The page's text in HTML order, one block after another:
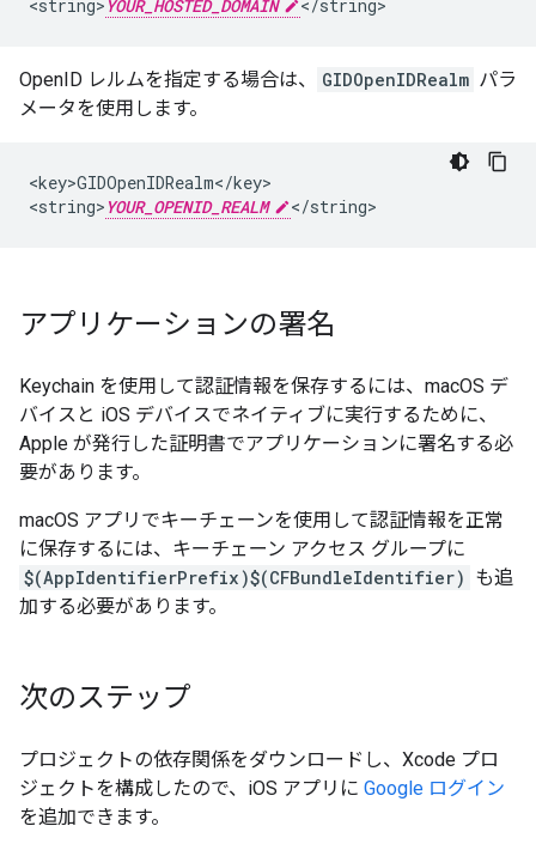
<string> YOUR_HOSTED_DOMAIN </string>
OpenID レルムを指定する場合は、 GIDOpenIDRealm パラ
メータを使用します。
<key>GIDOpenIDRealm</key>
<string> YOUR_OPENID_REALM </string>
アプリケーションの署名
Keychain を使用して認証情報を保存するには、macOS デ
バイスと iOS デバイスでネイティブに実行するために、
Apple が発行した証明書でアプリケーションに署名する必
要があります。
macOS アプリでキーチェーンを使用して認証情報を正常
に保存するには、キーチェーン アクセス グループに
$(AppIdentifierPrefix)$(CFBundleIdentifier) も追
加する必要があります。
次のステップ
プロジェクトの依存関係をダウンロードし、Xcode プロ
ジェクトを構成したので、iOS アプリに Google ログイン
を追加できます。